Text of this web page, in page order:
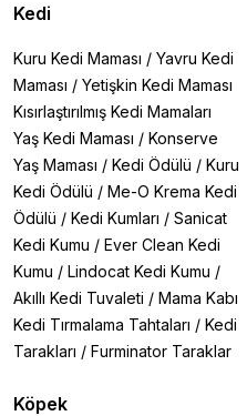
Kedi
Kuru Kedi Maması / Yavru Kedi
Maması / Yetişkin Kedi Maması
Kısırlaştırılmış Kedi Mamaları
Yaş Kedi Maması / Konserve
Yaş Maması / Kedi Ödülü / Kuru
Kedi Ödülü / Me-O Krema Kedi
Ödülü / Kedi Kumları / Sanicat
Kedi Kumu / Ever Clean Kedi
Kumu / Lindocat Kedi Kumu /
Akıllı Kedi Tuvaleti / Mama Kabı
Kedi Tırmalama Tahtaları / Kedi
Tarakları / Furminator Taraklar
Köpek